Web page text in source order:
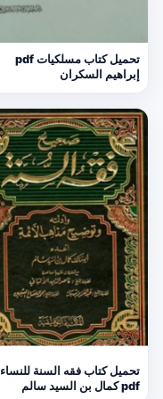
تحميل كتاب مسلكيات pdf
إبراهيم السكران
تحميل كتاب فقه السنة للنساء
pdf كمال بن السيد سالم